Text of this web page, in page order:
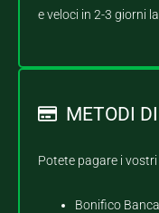
e veloci in 2-3 giorni
METODI
Potete pagare i
Bonifico